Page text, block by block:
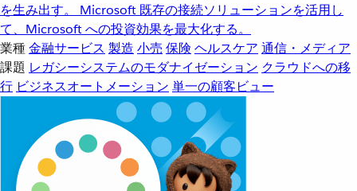
を生み出す。
Microsoft 既存の接続ソリューションを活用し
て、Microsoft への投資効果を最大化する。
業種金融サービス 製造 小売 保険 ヘルスケア 通信・メディア
課題 レガシーシステムのモダナイゼーション クラウドへの移
行 ビジネスオートメーション 単一の顧客ビュー